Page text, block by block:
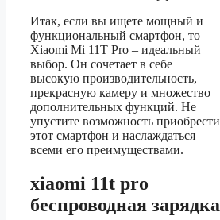
Итак, если вы ищете мощный и
функциональный смартфон, то
Xiaomi Mi 11T Pro – идеальный
выбор. Он сочетает в себе
высокую производительность,
прекрасную камеру и множество
дополнительных функций. Не
упустите возможность приобрести
этот смартфон и наслаждаться
всеми его преимуществами.
xiaomi 11t pro
беспроводная зарядка